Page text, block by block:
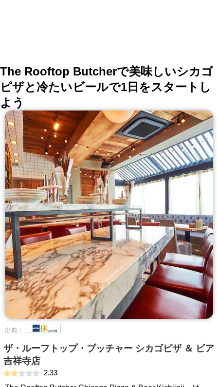
The Rooftop Butcherで美味しいシカゴ
ピザと冷たいビールで1日をスタートし
よう
出典：
ザ・ルーフトップ・ブッチャー シカゴピザ ＆ ビア
吉祥寺店
2.33